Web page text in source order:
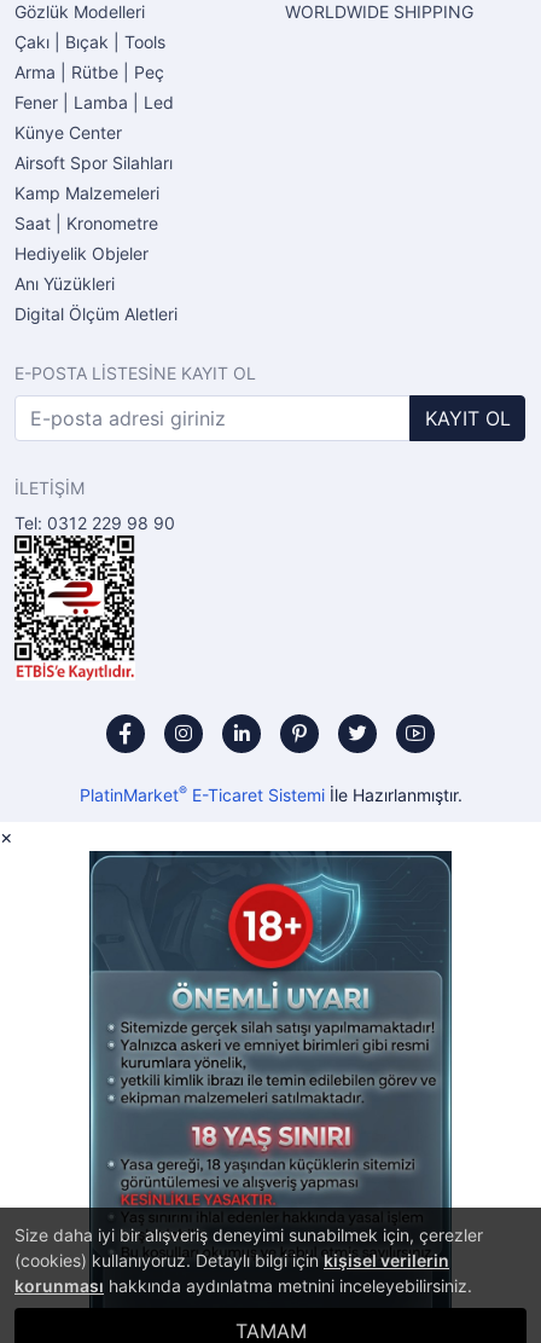
Size daha iyi bir alışveriş deneyimi sunabilmek için, çerezler
(cookies) kullanıyoruz. Detaylı bilgi için kişisel verilerin
korunması hakkında aydınlatma metnini inceleyebilirsiniz.
TAMAM
Gözlük Modelleri
Çakı | Bıçak | Tools
Arma | Rütbe | Peç
Fener | Lamba | Led
Künye Center
Airsoft Spor Silahları
Kamp Malzemeleri
Saat | Kronometre
Hediyelik Objeler
Anı Yüzükleri
Digital Ölçüm Aletleri
WORLDWIDE SHIPPING
E-POSTA LİSTESİNE KAYIT OL
KAYIT OL
İLETİŞİM
Tel: 0312 229 98 90
PlatinMarket®E-Ticaret Sistemiİle Hazırlanmıştır.
×